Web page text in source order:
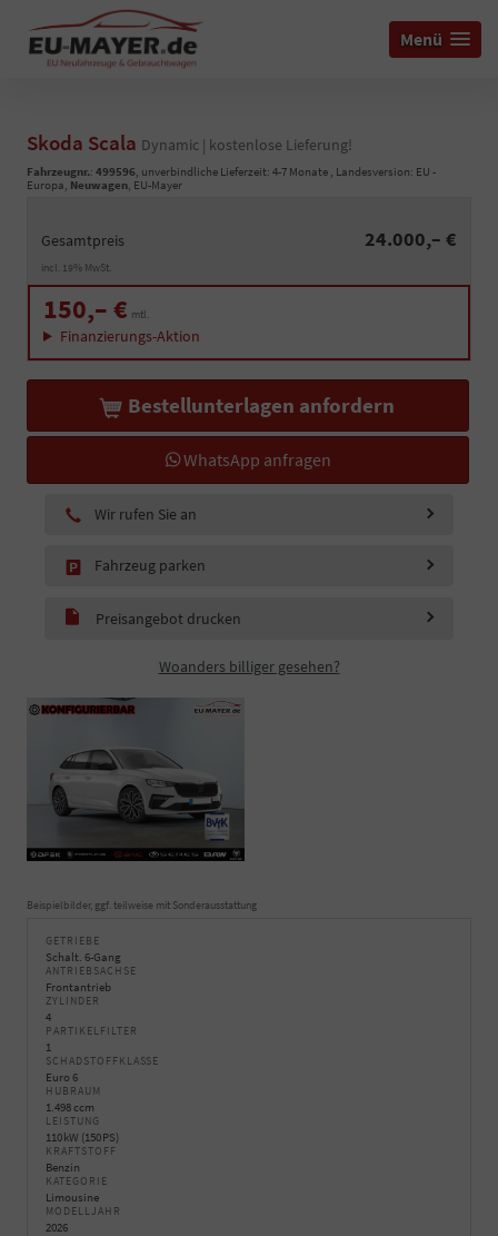
Menü
Skoda Scala Dynamic | kostenlose Lieferung!
Fahrzeugnr.: 499596, unverbindliche Lieferzeit: 4-7 Monate , Landesversion: EU -
Europa, Neuwagen, EU-Mayer
Gesamtpreis 24.000,– €
incl. 19% MwSt.
150,– € mtl.
Finanzierungs-Aktion
WhatsApp anfragen
Bestellunterlagen anfordern
Wir rufen Sie an
Fahrzeug parken
Preisangebot drucken
Woanders billiger gesehen?
Beispielbilder, ggf. teilweise mit Sonderausstattung
GETRIEBE
Schalt. 6-Gang
ANTRIEBSACHSE
Frontantrieb
ZYLINDER
4
PARTIKELFILTER
1
SCHADSTOFFKLASSE
Euro 6
HUBRAUM
1.498 ccm
LEISTUNG
110 kW (150 PS)
KRAFTSTOFF
Benzin
KATEGORIE
Limousine
MODELLJAHR
2026